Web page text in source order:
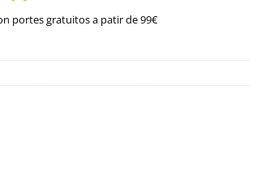
portes gratuitos a patir de 99€